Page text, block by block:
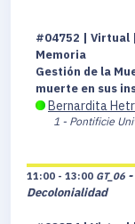
#04752 | Virtual
Memoria
Gestión de la
muerte en sus
Bernardita
1 - Pontificie
11:00 - 13:00 GT_06
Decolonialidad